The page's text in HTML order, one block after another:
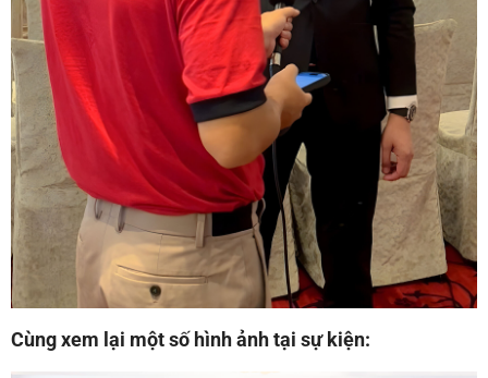
Cùng xem lại một số hình ảnh tại sự kiện: